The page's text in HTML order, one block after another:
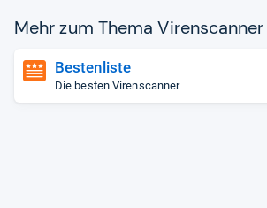
Mehr zum Thema Virens­can­ner
Bestenliste
Die besten Virenscanner